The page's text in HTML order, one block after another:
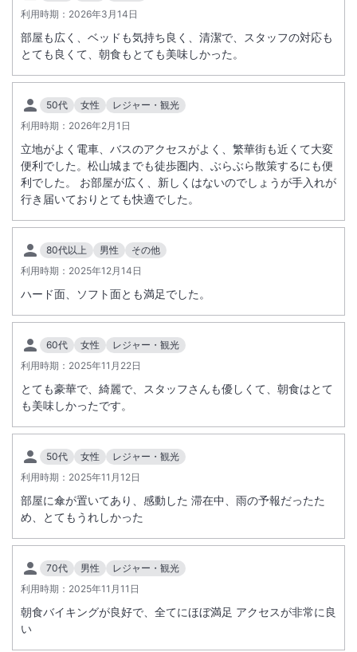
も路面電車に揺られて約１０分。ビジネス、観光の拠点に最適です。
INチェックイン
15:00/ OUT チェックアウト
11:00
施設からのお知らせ
【重要】本館客室全室禁煙化のお知らせ
とうございます。
この度当ホテルではご滞在のお客様により快適で安心な環境をご提供す
るため、本館の全ての客室を【禁煙】とさせていただくこととなりまし
た。
ト】をもちまして終了いたします。
なお、館内には24時間ご利用いただける「喫煙スペース」をご用意し
ております。
紙巻きたばこ・電子たばこを含め、喫煙の際はそちらをご利用ください
※重要なお知らせです。必ず続きをご確認ください。
利用時期： 2026年3月14日
部屋も広く、ベッドも気持ち良く、清潔で、スタッフの対応も
とても良くて、朝食もとても美味しかった。
50代 女性
レジャー・観光
利用時期： 2026年2月1日
立地がよく電車、バスのアクセスがよく、繁華街も近くて大変
便利でした。松山城までも徒歩圏内、ぶらぶら散策するにも便
利でした。 お部屋が広く、新しくはないのでしょうが手入れが
行き届いておりとても快適でした。
80代以上 男性
その他
利用時期： 2025年12月14日
ハード面、ソフト面とも満足でした。
60代 女性
レジャー・観光
利用時期： 2025年11月22日
とても豪華で、綺麗で、スタッフさんも優しくて、朝食はとて
も美味しかったです。
50代 女性
レジャー・観光
利用時期： 2025年11月12日
部屋に傘が置いてあり、感動した 滞在中、雨の予報だったた
め、とてもうれしかった
70代 男性
レジャー・観光
利用時期： 2025年11月11日
朝食バイキングが良好で、全てにほぼ満足 アクセスが非常に良
い